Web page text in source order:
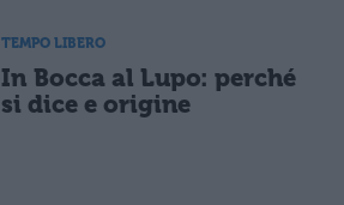
TEMPO LIBERO
In Bocca al Lupo: perché
si dice e origine